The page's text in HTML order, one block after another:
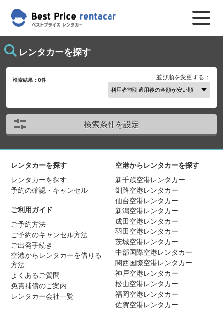
レンタカーを探す
検索結果：0件 並び順を変更する：
検索条件を設定
レンタカーを探す
レンタカーを探す
予約の確認・キャンセル
ご利用ガイド
ご予約方法
ご予約のキャンセル方法
ご出発手続き
空港からレンタカーを借りる
方法
よくあるご質問
免責補償のご案内
レンタカー会社一覧
空港からレンタカーを探す
新千歳空港レンタカー
釧路空港レンタカー
仙台空港レンタカー
新潟空港レンタカー
成田空港レンタカー
羽田空港レンタカー
茨城空港レンタカー
中部国際空港レンタカー
関西国際空港レンタカー
神戸空港レンタカー
松山空港レンタカー
福岡空港レンタカー
佐賀空港レンタカー